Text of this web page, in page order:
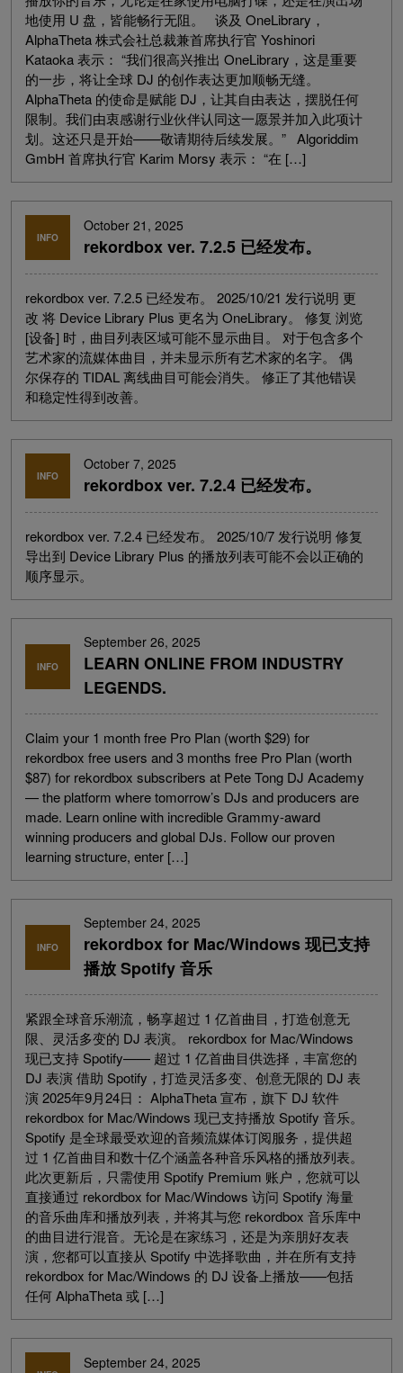
地使用 U 盘，皆能畅行无阻。 谈及 OneLibrary，
AlphaTheta 株式会社总裁兼首席执行官 Yoshinori
Kataoka 表示： “我们很高兴推出 OneLibrary，这是重要
的一步，将让全球 DJ 的创作表达更加顺畅无缝。
AlphaTheta 的使命是赋能 DJ，让其自由表达，摆脱任何
限制。我们由衷感谢行业伙伴认同这一愿景并加入此项计
划。这还只是开始——敬请期待后续发展。” Algoriddim
GmbH 首席执行官 Karim Morsy 表示： “在 […]
INFO
October 21, 2025
rekordbox ver. 7.2.5 已经发布。
rekordbox ver. 7.2.5 已经发布。 2025/10/21 发行说明 更
改 将 Device Library Plus 更名为 OneLibrary。 修复 浏览
[设备] 时，曲目列表区域可能不显示曲目。 对于包含多个
艺术家的流媒体曲目，并未显示所有艺术家的名字。 偶
尔保存的 TIDAL 离线曲目可能会消失。 修正了其他错误
和稳定性得到改善。
INFO
October 7, 2025
rekordbox ver. 7.2.4 已经发布。
rekordbox ver. 7.2.4 已经发布。 2025/10/7 发行说明 修复
导出到 Device Library Plus 的播放列表可能不会以正确的
顺序显示。
INFO
September 26, 2025
LEARN ONLINE FROM INDUSTRY
LEGENDS.
Claim your 1 month free Pro Plan (worth $29) for
rekordbox free users and 3 months free Pro Plan (worth
$87) for rekordbox subscribers at Pete Tong DJ Academy
— the platform where tomorrow’s DJs and producers are
made. Learn online with incredible Grammy-award
winning producers and global DJs. Follow our proven
learning structure, enter […]
INFO
September 24, 2025
rekordbox for Mac/Windows 现已支持
播放 Spotify 音乐
紧跟全球音乐潮流，畅享超过 1 亿首曲目，打造创意无
限、灵活多变的 DJ 表演。 rekordbox for Mac/Windows
现已支持 Spotify—— 超过 1 亿首曲目供选择，丰富您的
DJ 表演 借助 Spotify，打造灵活多变、创意无限的 DJ 表
演 2025年9月24日： AlphaTheta 宣布，旗下 DJ 软件
rekordbox for Mac/Windows 现已支持播放 Spotify 音乐。
Spotify 是全球最受欢迎的音频流媒体订阅服务，提供超
过 1 亿首曲目和数十亿个涵盖各种音乐风格的播放列表。
此次更新后，只需使用 Spotify Premium 账户，您就可以
直接通过 rekordbox for Mac/Windows 访问 Spotify 海量
的音乐曲库和播放列表，并将其与您 rekordbox 音乐库中
的曲目进行混音。无论是在家练习，还是为亲朋好友表
演，您都可以直接从 Spotify 中选择歌曲，并在所有支持
rekordbox for Mac/Windows 的 DJ 设备上播放——包括
任何 AlphaTheta 或 […]
September 24, 2025